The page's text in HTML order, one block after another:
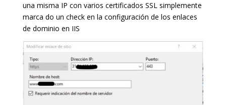
una misma IP con varios certificados SSL simplemente
marca do un check en la configuración de los enlaces
de dominio en IIS